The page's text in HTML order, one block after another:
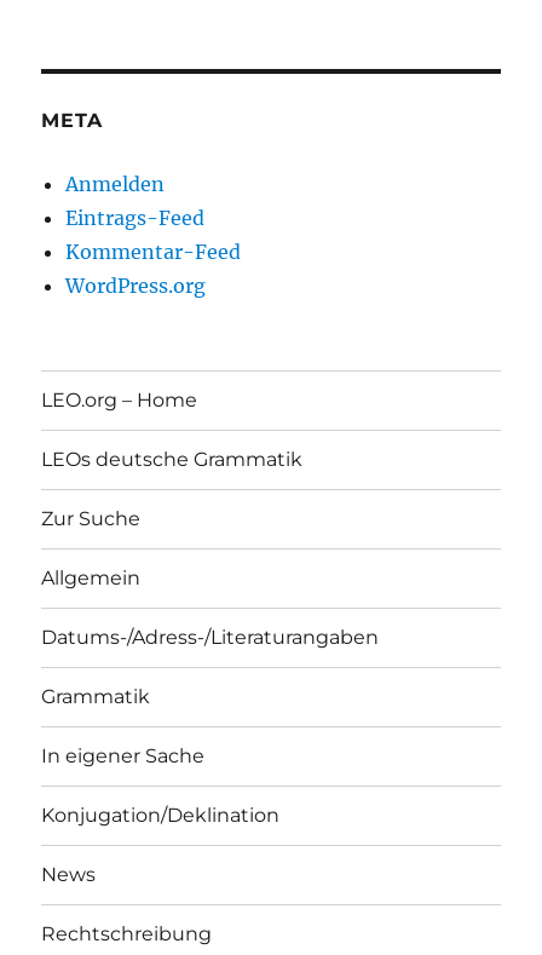
META
Anmelden
Eintrags-Feed
Kommentar-Feed
WordPress.org
LEO.org – Home
LEOs deutsche Grammatik
Zur Suche
Allgemein
Datums-/Adress-/Literaturangaben
Grammatik
In eigener Sache
Konjugation/Deklination
News
Rechtschreibung